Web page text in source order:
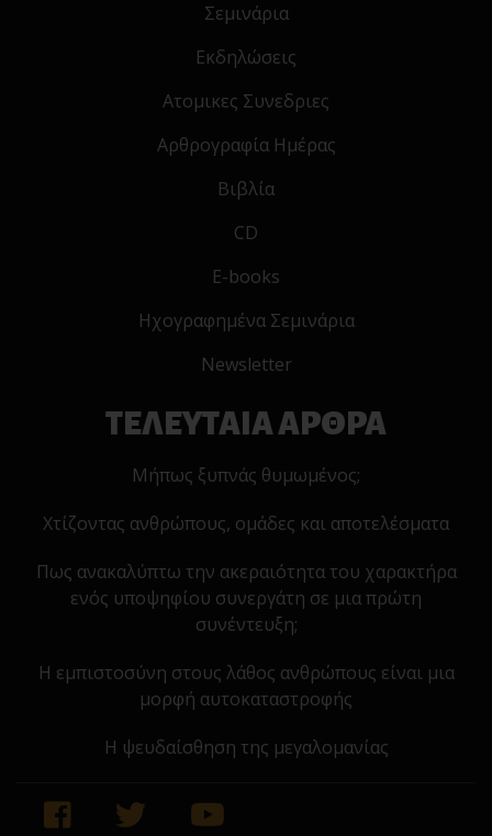
Σεμινάρια
Εκδηλώσεις
Ατομικες Συνεδριες
Αρθρογραφία Ημέρας
Βιβλία
CD
E-books
Ηχογραφημένα Σεμινάρια
Newsletter
ΤΕΛΕΥΤΑΙΑ ΑΡΘΡΑ
Μήπως ξυπνάς θυμωμένος;
Χτίζοντας ανθρώπους, ομάδες και αποτελέσματα
Πως ανακαλύπτω την ακεραιότητα του χαρακτήρα
ενός υποψηφίου συνεργάτη σε μια πρώτη
συνέντευξη;
Η εμπιστοσύνη στους λάθος ανθρώπους είναι μια
μορφή αυτοκαταστροφής
Η ψευδαίσθηση της μεγαλομανίας